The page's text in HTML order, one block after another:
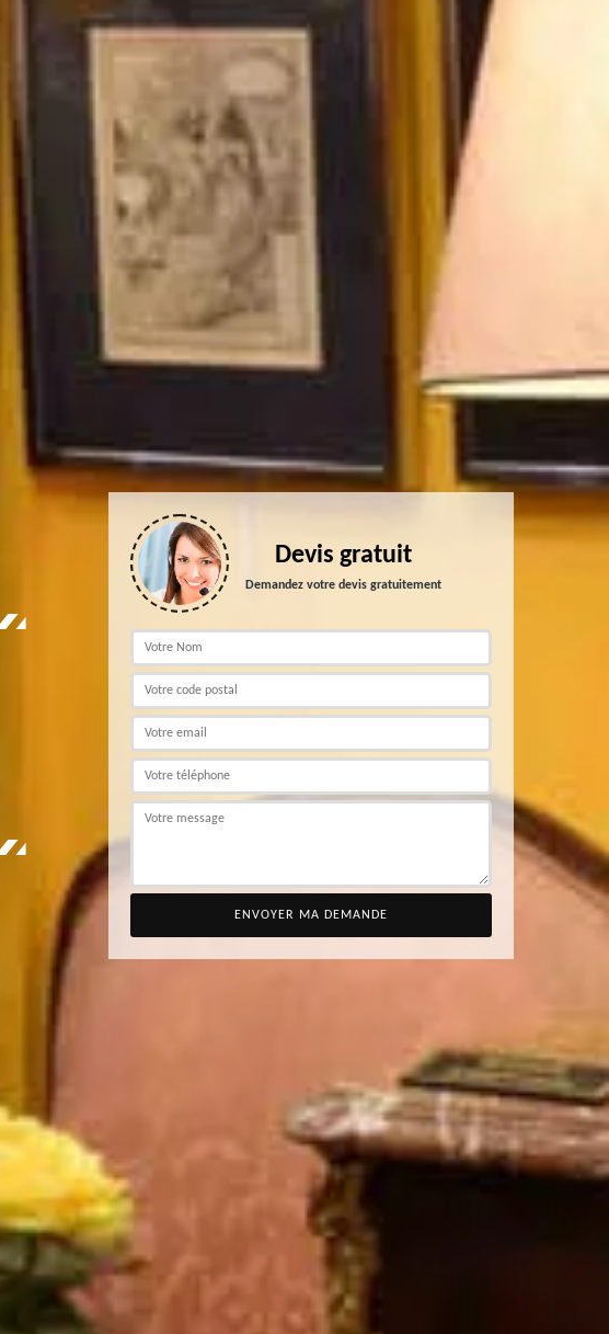
Devis gratuit
Demandez votre devis gratuitement